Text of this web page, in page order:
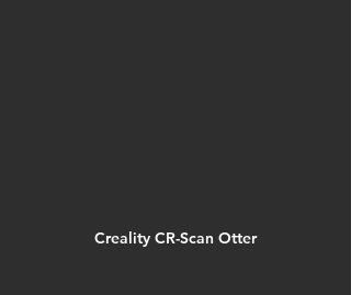
Creality CR-Scan Otter